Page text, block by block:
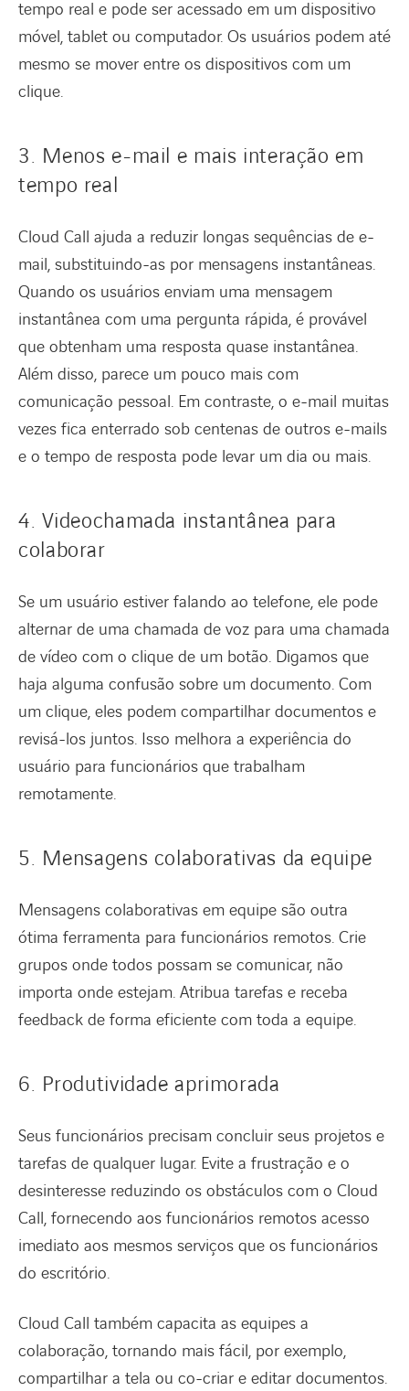
tempo real e pode ser acessado em um dispositivo
móvel, tablet ou computador. Os usuários podem até
mesmo se mover entre os dispositivos com um
clique.
3. Menos e-mail e mais interação em
tempo real
Cloud Call ajuda a reduzir longas sequências de e-
mail, substituindo-as por mensagens instantâneas.
Quando os usuários enviam uma mensagem
instantânea com uma pergunta rápida, é provável
que obtenham uma resposta quase instantânea.
Além disso, parece um pouco mais com
comunicação pessoal. Em contraste, o e-mail muitas
vezes fica enterrado sob centenas de outros e-mails
e o tempo de resposta pode levar um dia ou mais.
4. Videochamada instantânea para
colaborar
Se um usuário estiver falando ao telefone, ele pode
alternar de uma chamada de voz para uma chamada
de vídeo com o clique de um botão. Digamos que
haja alguma confusão sobre um documento. Com
um clique, eles podem compartilhar documentos e
revisá-los juntos. Isso melhora a experiência do
usuário para funcionários que trabalham
remotamente.
5. Mensagens colaborativas da equipe
Mensagens colaborativas em equipe são outra
ótima ferramenta para funcionários remotos. Crie
grupos onde todos possam se comunicar, não
importa onde estejam. Atribua tarefas e receba
feedback de forma eficiente com toda a equipe.
6. Produtividade aprimorada
Seus funcionários precisam concluir seus projetos e
tarefas de qualquer lugar. Evite a frustração e o
desinteresse reduzindo os obstáculos com o Cloud
Call, fornecendo aos funcionários remotos acesso
imediato aos mesmos serviços que os funcionários
do escritório.
Cloud Call também capacita as equipes a
colaboração, tornando mais fácil, por exemplo,
compartilhar a tela ou co-criar e editar documentos.